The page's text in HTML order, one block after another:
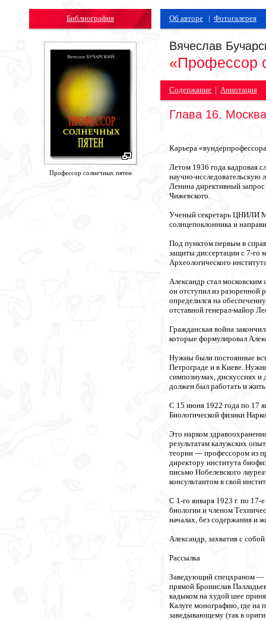
Библиография
Профессор солнечных пятен
Об авторе | Фотогалерея
Вячеслав
«Профессор
Содержание | Аннотация
Глава 16.
Карьера
Летом 1936 года кадровая
научно-
Ленина директивный
Чижевского.
Ученый секретарь ЦНИЛИ
солнцепоклонника и
Под пунктом первым в
защиты диссертации с 7-го
Археологического
Александр стал московским
он отступил из
определился на
отставной генерал-майор
Гражданская война
которые формулировал
Нужны были постоянные
Петрограде и в Киеве.
симпозиумах, дискуссиях и
должен был работать и
С 15 июня 1922 года по 17
Биологической физики
Это нарком
результатам калужских
теории — профессором из
директору института
письмо Нобелевского
консультантом в свой
С 1-го января 1923 г. по 17-
биологии и членом
началах, без содержания и
Александр, захватив с
Рассылка
Заведующий спецхраном —
прямой Бронислав
кадыком на худой шее
Калуге монографию, где на
заведывающему (так в